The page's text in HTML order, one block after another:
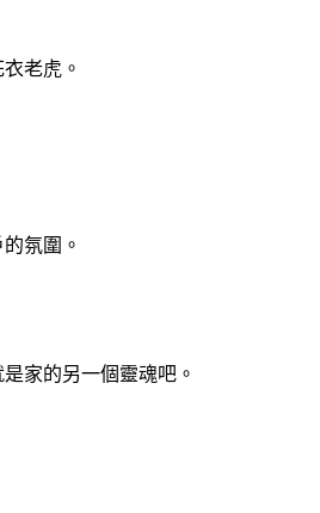
老虎。
氛圍。
家的另一個靈魂吧。